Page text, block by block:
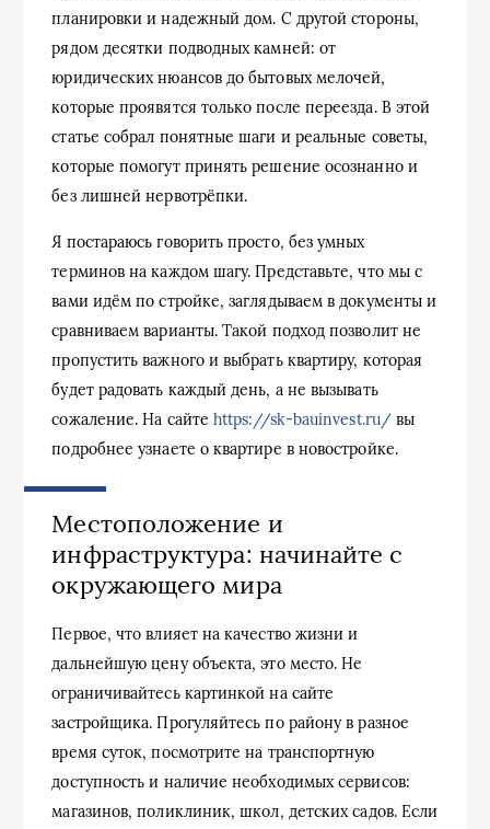
планировки и надежный дом. С другой стороны,
рядом десятки подводных камней: от
юридических нюансов до бытовых мелочей,
которые проявятся только после переезда. В этой
статье собрал понятные шаги и реальные советы,
которые помогут принять решение осознанно и
без лишней нервотрёпки.
Я постараюсь говорить просто, без умных
терминов на каждом шагу. Представьте, что мы с
вами идём по стройке, заглядываем в документы и
сравниваем варианты. Такой подход позволит не
пропустить важного и выбрать квартиру, которая
будет радовать каждый день, а не вызывать
сожаление. На сайтеhttps://sk-bauinvest.ru/ вы
подробнее узнаете о квартире в новостройке.
Местоположение и
инфраструктура: начинайте с
окружающего мира
Первое, что влияет на качество жизни и
дальнейшую цену объекта, это место. Не
ограничивайтесь картинкой на сайте
застройщика. Прогуляйтесь по району в разное
время суток, посмотрите на транспортную
доступность и наличие необходимых сервисов:
магазинов, поликлиник, школ, детских садов. Если